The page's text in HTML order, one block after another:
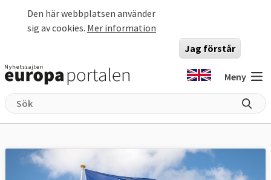
Den här webbplatsen använder
sig av cookies. Mer information
Jag förstår
Meny